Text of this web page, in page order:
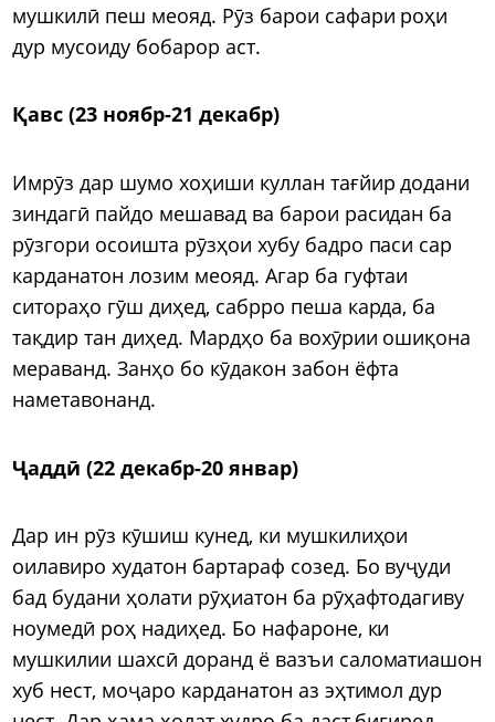
мушкилӣ пеш меояд. Рӯз барои сафари роҳи
дур мусоиду бобарор аст.
Қавс (23 ноябр-21 декабр)
Имрӯз дар шумо хоҳиши куллан тағйир додани
зиндагӣ пайдо мешавад ва барои расидан ба
рӯзгори осоишта рӯзҳои хубу бадро паси сар
карданатон лозим меояд. Агар ба гуфтаи
ситораҳо гӯш диҳед, сабрро пеша карда, ба
тақдир тан диҳед. Мардҳо ба вохӯрии ошиқона
мераванд. Занҳо бо кӯдакон забон ёфта
наметавонанд.
Ҷаддӣ (22 декабр-20 январ)
Дар ин рӯз кӯшиш кунед, ки мушкилиҳои
оилавиро худатон бартараф созед. Бо вуҷуди
бад будани ҳолати рӯҳиатон ба рӯҳафтодагиву
ноумедӣ роҳ надиҳед. Бо нафароне, ки
мушкилии шахсӣ доранд ё вазъи саломатиашон
хуб нест, моҷаро карданатон аз эҳтимол дур